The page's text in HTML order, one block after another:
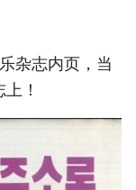
杂志内页，当
！